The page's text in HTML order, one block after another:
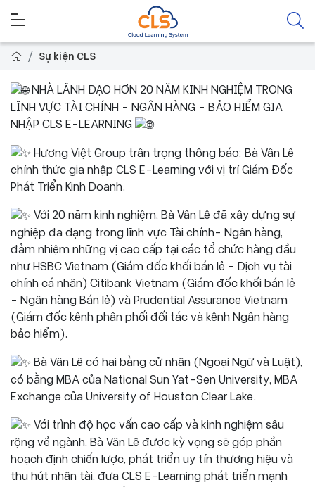
Sự kiện CLS
NHÀ LÃNH ĐẠO HƠN 20 NĂM KINH NGHIỆM TRONG
LĨNH VỰC TÀI CHÍNH - NGÂN HÀNG - BẢO HIỂM GIA
NHẬP CLS E-LEARNING
Hương Việt Group trân trọng thông báo: Bà Vân Lê
chính thức gia nhập CLS E-Learning với vị trí Giám Đốc
Phát Triển Kinh Doanh.
Với 20 năm kinh nghiệm, Bà Vân Lê đã xây dựng sự
nghiệp đa dạng trong lĩnh vực Tài chính- Ngân hàng,
đảm nhiệm những vị cao cấp tại các tổ chức hàng đầu
như HSBC Vietnam (Giám đốc khối bán lẻ - Dịch vụ tài
chính cá nhân) Citibank Vietnam (Giám đốc khối bán lẻ
- Ngân hàng Bán lẻ) và Prudential Assurance Vietnam
(Giám đốc kênh phân phối đối tác và kênh Ngân hàng
bảo hiểm).
Bà Vân Lê có hai bằng cử nhân (Ngoại Ngữ và Luật),
có bằng MBA của National Sun Yat-Sen University, MBA
Exchange của University of Houston Clear Lake.
Với trình độ học vấn cao cấp và kinh nghiệm sâu
rộng về ngành, Bà Vân Lê được kỳ vọng sẽ góp phần
hoạch định chiến lược, phát triển uy tín thương hiệu và
thu hút nhân tài, đưa CLS E-Learning phát triển mạnh